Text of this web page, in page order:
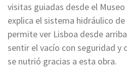
visitas guiadas desde el
explica el sistema hidráulico
permite ver Lisboa desde
sentir el vacío con seguridad y
se nutrió gracias a esta obra.